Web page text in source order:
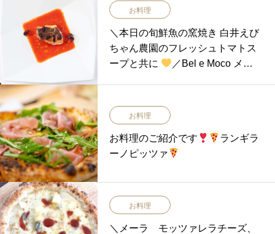
お料理
＼本日の旬鮮魚の窯焼き 白井えび
ちゃん農園のフレッシュトマトス
ープと共に
／Bel e Moco メイ
お料理
お料理のご紹介です
ランギラ
ーノピッツァ
お料理
＼メーラ モッツァレラチーズ、